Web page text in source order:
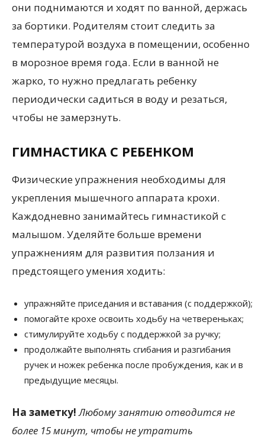
они поднимаются и ходят по ванной, держась
за бортики. Родителям стоит следить за
температурой воздуха в помещении, особенно
в морозное время года. Если в ванной не
жарко, то нужно предлагать ребенку
периодически садиться в воду и резаться,
чтобы не замерзнуть.
ГИМНАСТИКА С РЕБЕНКОМ
Физические упражнения необходимы для
укрепления мышечного аппарата крохи.
Каждодневно занимайтесь гимнастикой с
малышом. Уделяйте больше времени
упражнениям для развития ползания и
предстоящего умения ходить:
упражняйте приседания и вставания (с поддержкой);
помогайте крохе освоить ходьбу на четвереньках;
стимулируйте ходьбу с поддержкой за ручку;
продолжайте выполнять сгибания и разгибания
ручек и ножек ребенка после пробуждения, как и в
предыдущие месяцы.
На заметку! Любому занятию отводится не
более 15 минут, чтобы не утратить